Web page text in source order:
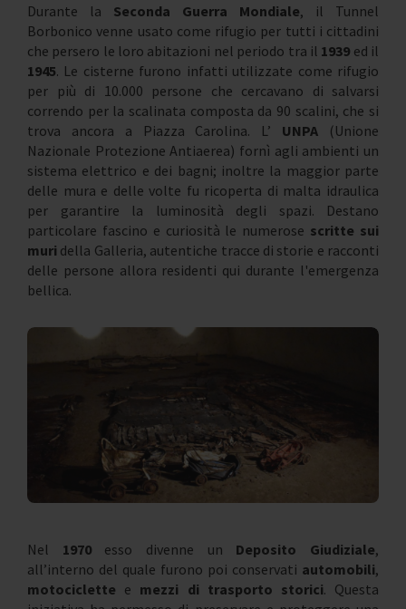
Durante la Seconda Guerra Mondiale, il Tunnel
Borbonico venne usato come rifugio per tutti i cittadini
che persero le loro abitazioni nel periodo tra il 1939 ed il
1945. Le cisterne furono infatti utilizzate come rifugio
per più di 10.000 persone che cercavano di salvarsi
correndo per la scalinata composta da 90 scalini, che si
trova ancora a Piazza Carolina. L’ UNPA (Unione
Nazionale Protezione Antiaerea) fornì agli ambienti un
sistema elettrico e dei bagni; inoltre la maggior parte
delle mura e delle volte fu ricoperta di malta idraulica
per garantire la luminosità degli spazi. Destano
particolare fascino e curiosità le numerose scritte sui
muri della Galleria, autentiche tracce di storie e racconti
delle persone allora residenti qui durante l'emergenza
bellica.
Nel 1970 esso divenne un Deposito Giudiziale,
all’interno del quale furono poi conservati automobili,
motociclette e mezzi di trasporto storici. Questa